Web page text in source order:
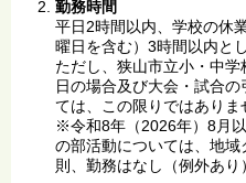
勤務時間
平日2時間以内、学校の休
曜日を含む）3時間以内と
ただし、狭山市立小・中
日の場合及び大会・試合
ては、この限りではありま
※令和8年（2026年）8月
の部活動については、地
則、勤務はなし（例外あ